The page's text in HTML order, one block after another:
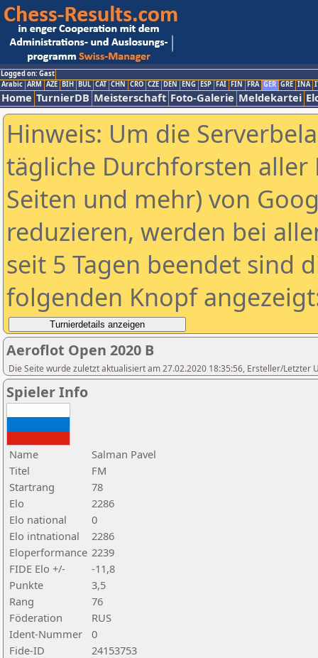
Logged on: Gast
Arabic ARM AZE BIH BUL CAT CHN CRO CZE DEN ENG ESP FAI FIN FRA GER GRE INA
Home TurnierDB Meisterschaft Foto-Galerie Meldekartei
Hinweis: Um die
tägliche Durchforsten aller
Seiten und mehr) von
reduzieren, werden bei
seit 5 Tagen beendet sind
folgenden Knopf
Aeroflot Open 2020 B
Die Seite wurde zuletzt aktualisiert am 27.02.2020 18:35:56, Ersteller/Letzter
Spieler Info
Name
Salman Pavel
Titel
FM
Startrang
78
Elo
2286
Elo national
0
Elo intnational
2286
Eloperformance 2239
FIDE Elo +/-
-11,8
Punkte
3,5
Rang
76
Föderation
RUS
Ident-Nummer
0
Fide-ID
24153753